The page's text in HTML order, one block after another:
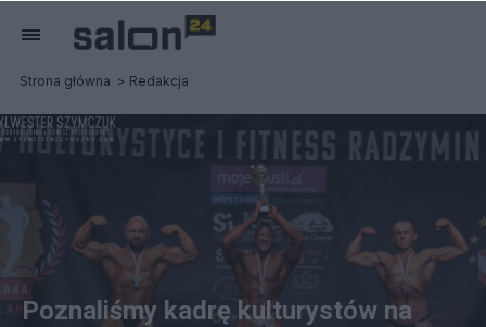
Strona główna Redakcja
Poznaliśmy kadrę kulturystów na